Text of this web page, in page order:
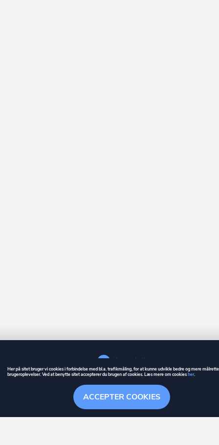
Søgehistorik Menu
GUIDE BETINGELSER
er et registreret varemærke tilhørende ownr ApS – CVR nr.: 36 40 88
Stationsparken 26. 2., 2600 Glostrup, info@ownr.dk
ACCEPTER COOKIES
Her på sitet bruger vi cookies i forbindelse med bl.a. trafikmåling, for at kunne udvikle bedre og mere
brugeroplevelser. Ved at benytte sitet accepterer du brugen af cookies. Læs mere om cookiesher.